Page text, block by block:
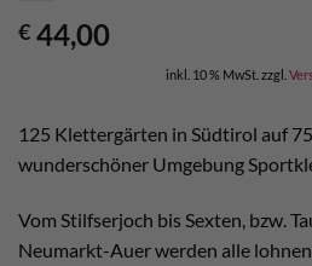
€ 44,00
inkl. 10 % MwSt. zzgl.
125 Klettergärten in Südtirol auf
wunderschöner Umgebung
Vom Stilfserjoch bis Sexten, bzw.
Neumarkt-Auer werden alle